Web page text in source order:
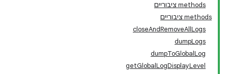
‫methods ציבוריים
‫methods ציבוריים
closeAndRemoveAllLogs
dumpLogs
dumpToGlobalLog
getGlobalLogDisplayLevel